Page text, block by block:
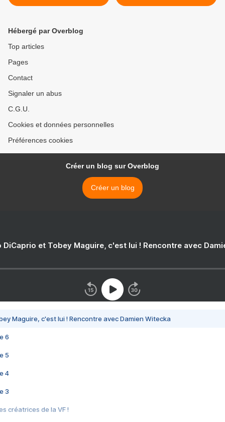
Records – HEAVY SOUND
Hébergé par Overblog
Top articles
Pages
Contact
Signaler un abus
C.G.U.
Cookies et données personnelles
Préférences cookies
Créer un blog sur Overblog
Créer un blog
DiCaprio et Tobey Maguire, c'est lui ! Rencontre avec
Maguire, c'est lui ! Rencontre avec Damien Witecka
6
5
4
3
créatrices de la VF !